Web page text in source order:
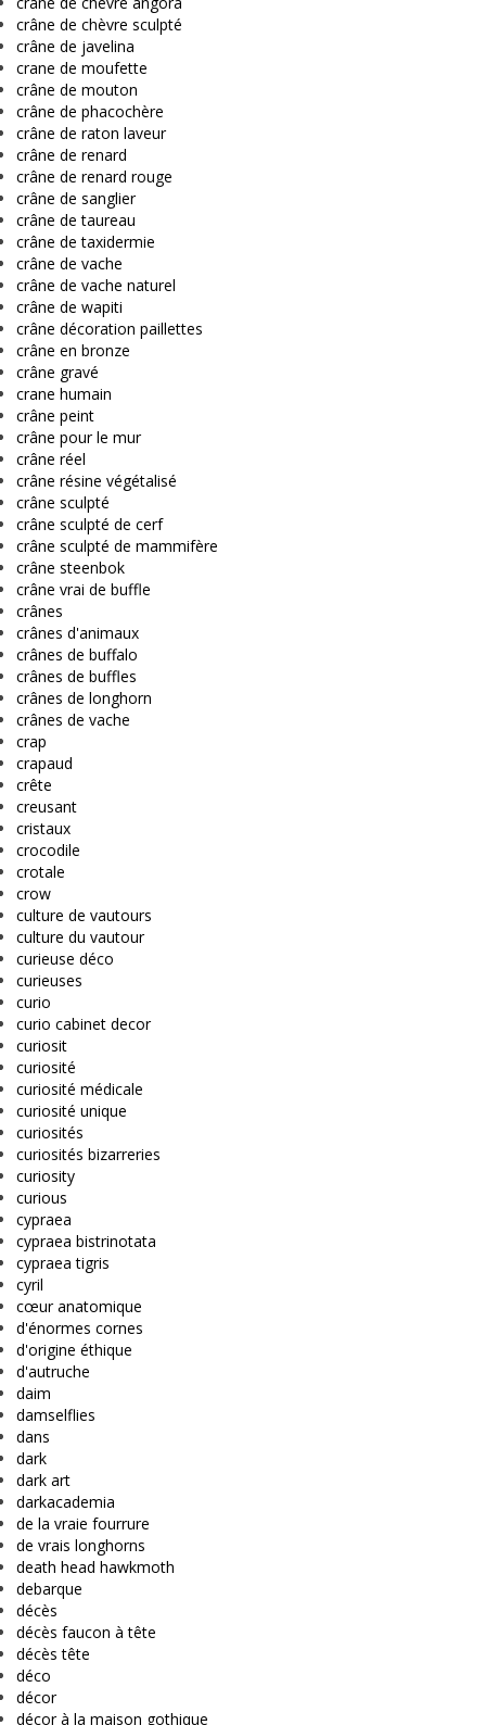
crâne de chèvre sculpté
crâne de javelina
crane de moufette
crâne de mouton
crâne de phacochère
crâne de raton laveur
crâne de renard
crâne de renard rouge
crâne de sanglier
crâne de taureau
crâne de taxidermie
crâne de vache
crâne de vache naturel
crâne de wapiti
crâne décoration paillettes
crâne en bronze
crâne gravé
crane humain
crâne peint
crâne pour le mur
crâne réel
crâne résine végétalisé
crâne sculpté
crâne sculpté de cerf
crâne sculpté de mammifère
crâne steenbok
crâne vrai de buffle
crânes
crânes d'animaux
crânes de buffalo
crânes de buffles
crânes de longhorn
crânes de vache
crap
crapaud
crête
creusant
cristaux
crocodile
crotale
crow
culture de vautours
culture du vautour
curieuse déco
curieuses
curio
curio cabinet decor
curiosit
curiosité
curiosité médicale
curiosité unique
curiosités
curiosités bizarreries
curiosity
curious
cypraea
cypraea bistrinotata
cypraea tigris
cyril
cœur anatomique
d'énormes cornes
d'origine éthique
d'autruche
daim
damselflies
dans
dark
dark art
darkacademia
de la vraie fourrure
de vrais longhorns
death head hawkmoth
debarque
décès
décès faucon à tête
décès tête
déco
décor
décor à la maison gothique